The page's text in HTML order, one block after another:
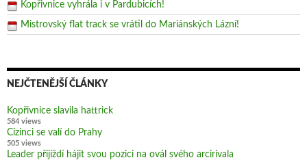
Kopřivnice vyhrála i v Pardubicích!
Mistrovský flat track se vrátil do Mariánských Lázní!
NEJČTENĚJŠÍ ČLÁNKY
Kopřivnice slavila hattrick
584 views
Cizinci se valí do Prahy
505 views
Leader přijíždí hájit svou pozici na ovál svého arcirivala